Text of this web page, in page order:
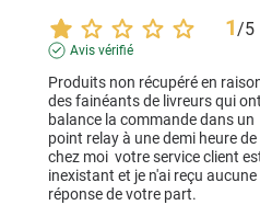
1/5
Avis vérifié
Produits non récupéré en
des fainéants de livreurs qui
balance la commande dans un
point relay à une demi heure de
chez moi  votre service client
inexistant et je n'ai reçu aucune
réponse de votre part.